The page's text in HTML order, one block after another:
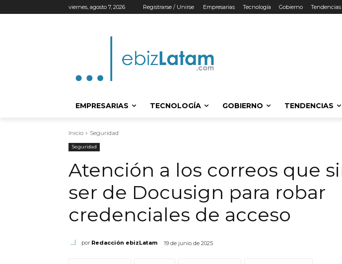
viernes, agosto 7, 2026 Registrarse / Unirse Empresarias Tecnología Gobierno Tendencias
EMPRESARIAS TECNOLOGÍA GOBIERNO TENDENCIAS
Inicio Seguridad
Seguridad
Atención a los correos que
ser de Docusign para robar
credenciales de acceso
por Redacción ebizLatam 19 de junio de 2025